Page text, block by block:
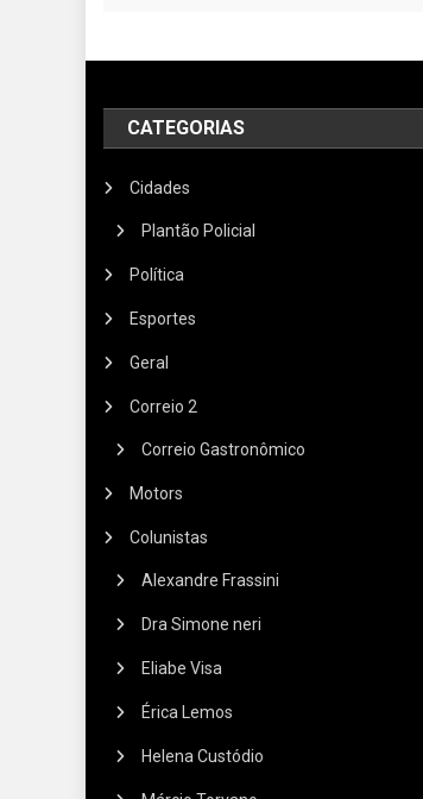
CATEGORIAS
Cidades
Plantão Policial
Política
Esportes
Geral
Correio 2
Correio Gastronômico
Motors
Colunistas
Alexandre Frassini
Dra Simone neri
Eliabe Visa
Érica Lemos
Helena Custódio